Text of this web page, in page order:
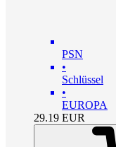
PSN
•
Schlüssel
•
EUROPA
29.19 EUR